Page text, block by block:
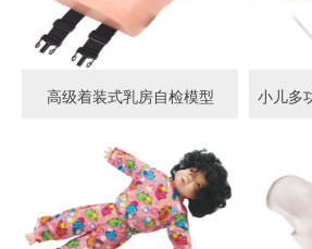
高级着装式乳房自检模型